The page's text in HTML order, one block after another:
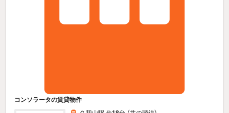
コンソラータの賃貸物件